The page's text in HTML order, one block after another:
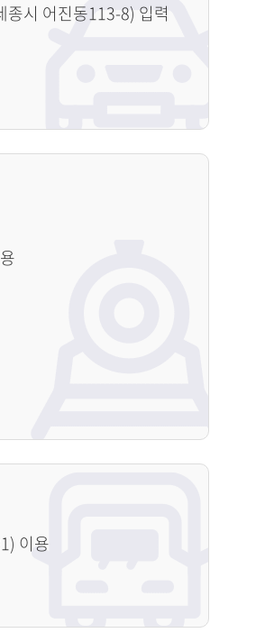
시 어진동113-8) 입력
이용